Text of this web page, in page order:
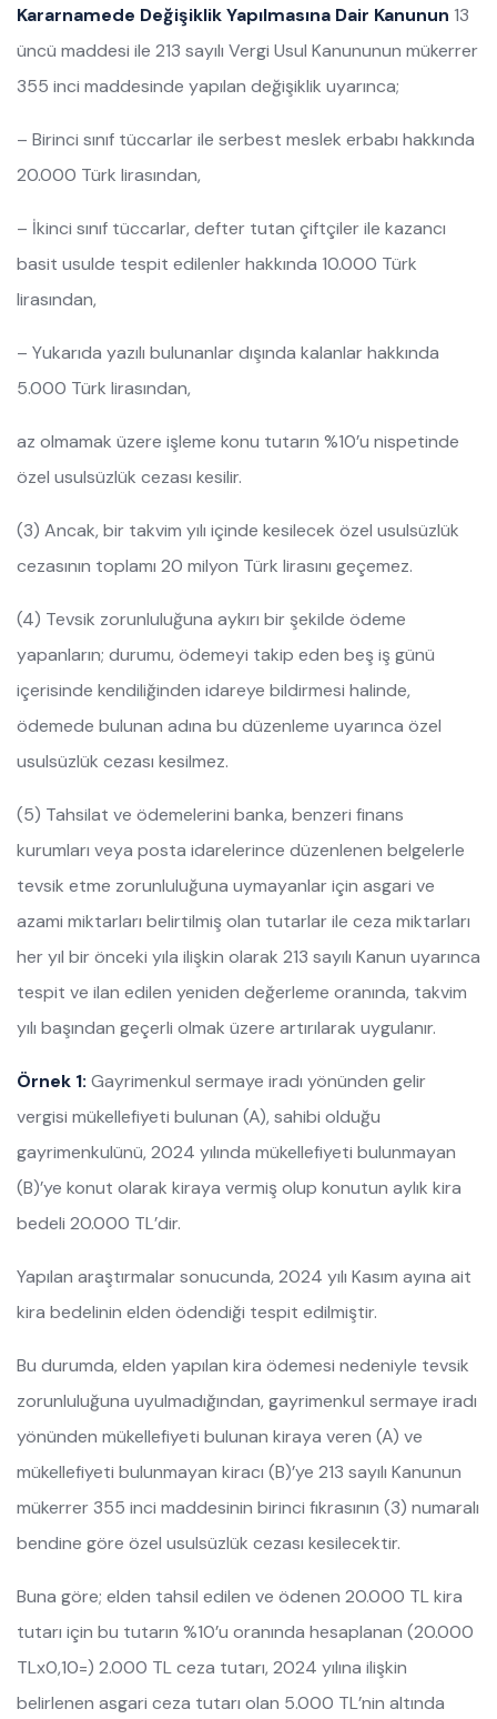
Kararnamede Değişiklik Yapılmasına Dair Kanunun 13
üncü maddesi ile 213 sayılı Vergi Usul Kanununun mükerrer
355 inci maddesinde yapılan değişiklik uyarınca;
– Birinci sınıf tüccarlar ile serbest meslek erbabı hakkında
20.000 Türk lirasından,
– İkinci sınıf tüccarlar, defter tutan çiftçiler ile kazancı
basit usulde tespit edilenler hakkında 10.000 Türk
lirasından,
– Yukarıda yazılı bulunanlar dışında kalanlar hakkında
5.000 Türk lirasından,
az olmamak üzere işleme konu tutarın %10’u nispetinde
özel usulsüzlük cezası kesilir.
(3) Ancak, bir takvim yılı içinde kesilecek özel usulsüzlük
cezasının toplamı 20 milyon Türk lirasını geçemez.
(4) Tevsik zorunluluğuna aykırı bir şekilde ödeme
yapanların; durumu, ödemeyi takip eden beş iş günü
içerisinde kendiliğinden idareye bildirmesi halinde,
ödemede bulunan adına bu düzenleme uyarınca özel
usulsüzlük cezası kesilmez.
(5) Tahsilat ve ödemelerini banka, benzeri finans
kurumları veya posta idarelerince düzenlenen belgelerle
tevsik etme zorunluluğuna uymayanlar için asgari ve
azami miktarları belirtilmiş olan tutarlar ile ceza miktarları
her yıl bir önceki yıla ilişkin olarak 213 sayılı Kanun uyarınca
tespit ve ilan edilen yeniden değerleme oranında, takvim
yılı başından geçerli olmak üzere artırılarak uygulanır.
Örnek 1: Gayrimenkul sermaye iradı yönünden gelir
vergisi mükellefiyeti bulunan (A), sahibi olduğu
gayrimenkulünü, 2024 yılında mükellefiyeti bulunmayan
(B)’ye konut olarak kiraya vermiş olup konutun aylık kira
bedeli 20.000 TL’dir.
Yapılan araştırmalar sonucunda, 2024 yılı Kasım ayına ait
kira bedelinin elden ödendiği tespit edilmiştir.
Bu durumda, elden yapılan kira ödemesi nedeniyle tevsik
zorunluluğuna uyulmadığından, gayrimenkul sermaye iradı
yönünden mükellefiyeti bulunan kiraya veren (A) ve
mükellefiyeti bulunmayan kiracı (B)’ye 213 sayılı Kanunun
mükerrer 355 inci maddesinin birinci fıkrasının (3) numaralı
bendine göre özel usulsüzlük cezası kesilecektir.
Buna göre; elden tahsil edilen ve ödenen 20.000 TL kira
tutarı için bu tutarın %10’u oranında hesaplanan (20.000
TLx0,10=) 2.000 TL ceza tutarı, 2024 yılına ilişkin
belirlenen asgari ceza tutarı olan 5.000 TL’nin altında